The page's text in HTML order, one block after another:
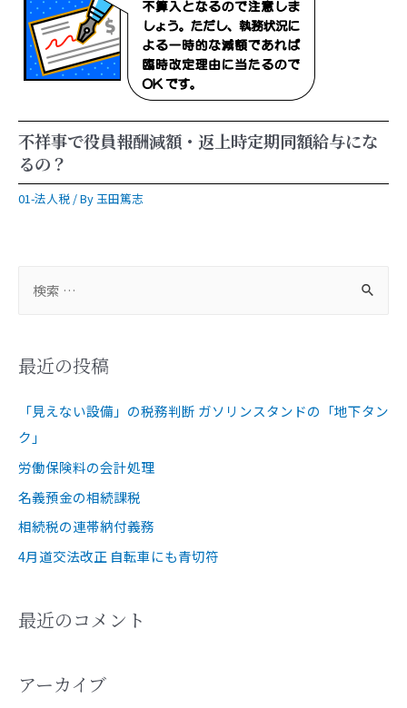
不祥事で役員報酬減額・返上時定期同額給与にな
るの？
01-法人税 / By 玉田篤志
最近の投稿
「見えない設備」の税務判断 ガソリンスタンドの「地下タン
ク」
労働保険料の会計処理
名義預金の相続課税
相続税の連帯納付義務
4月道交法改正 自転車にも青切符
最近のコメント
アーカイブ